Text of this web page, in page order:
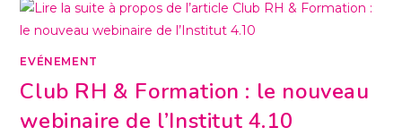
EVÉNEMENT
Club RH & Formation : le nouveau
webinaire de l’Institut 4.10